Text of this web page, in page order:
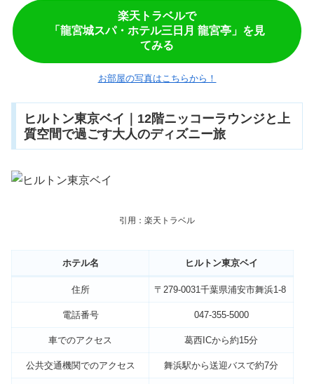
楽天トラベルで
「龍宮城スパ・ホテル三日月 龍宮亭」を見
てみる
お部屋の写真はこちらから！
ヒルトン東京ベイ｜12階ニッコーラウンジと上
質空間で過ごす大人のディズニー旅
引用：楽天トラベル
ホテル名 ヒルトン東京ベイ
住所 〒279-0031千葉県浦安市舞浜1-8
電話番号 047-355-5000
車でのアクセス 葛西ICから約15分
公共交通機関でのアクセス 舞浜駅から送迎バスで約7分